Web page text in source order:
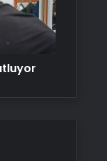
bulundu